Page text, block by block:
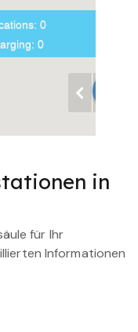
in
für Ihr
Informationen